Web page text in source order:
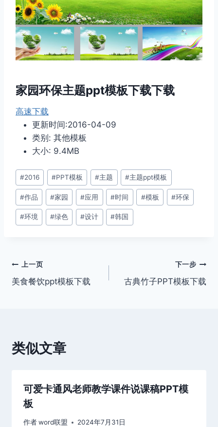
家园环保主题ppt模板下载下载
高速下载
更新时间:2016-04-09
类别: 其他模板
大小: 9.4MB
文
章
标
签：
#2016 #PPT模板 #主题 #主题ppt模板
#作品 #家园 #应用 #时间 #模板 #环保
#环境 #绿色 #设计 #韩国
文
章
上一页
美食餐饮ppt模板下载
下一步
古典竹子PPT模板下载
类似文章
可爱卡通风老师教学课件说课稿PPT模
板
作者word联盟 2024年7月31日